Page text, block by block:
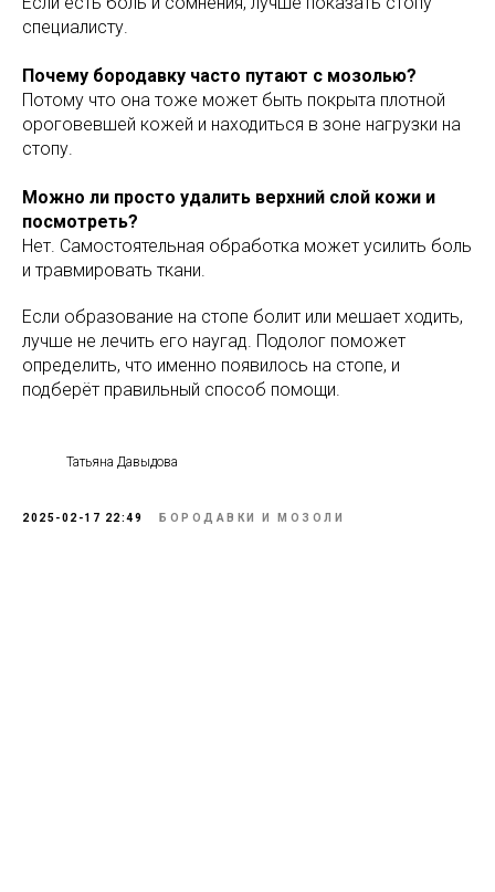
специалисту.
Почему бородавку часто путают с мозолью?
Потому что она тоже может быть покрыта плотной
ороговевшей кожей и находиться в зоне нагрузки на
стопу.
Можно ли просто удалить верхний слой кожи и
посмотреть?
Нет. Самостоятельная обработка может усилить боль
и травмировать ткани.
Если образование на стопе болит или мешает ходить,
лучше не лечить его наугад. Подолог поможет
определить, что именно появилось на стопе, и
подберёт правильный способ помощи.
Татьяна Давыдова
2025-02-17 22:49 БОРОДАВКИ И МОЗОЛИ